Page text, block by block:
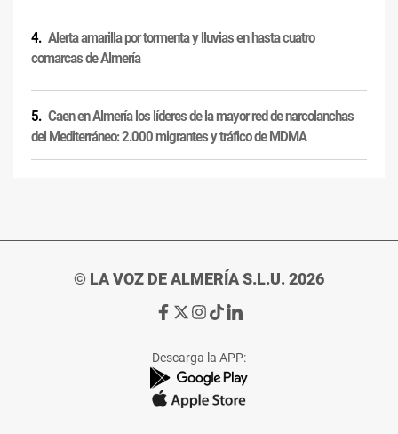
Alerta amarilla por tormenta y lluvias en hasta cuatro
comarcas de Almería
Caen en Almería los líderes de la mayor red de narcolanchas
del Mediterráneo: 2.000 migrantes y tráfico de MDMA
© LA VOZ DE ALMERÍA S.L.U. 2026
Ir
de
La
Voz
Ir
de
La
Voz
Ir
de
La
Voz
Ir
de
La
Voz
Ir
de
La
Voz
Descarga la APP: